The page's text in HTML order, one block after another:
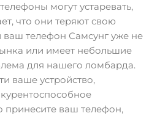
могут устаревать,
что они теряют свою
ваш телефон Самсунг уже не
или имеет небольшие
для нашего ломбарда.
ваше устройство,
принесите ваш телефон,